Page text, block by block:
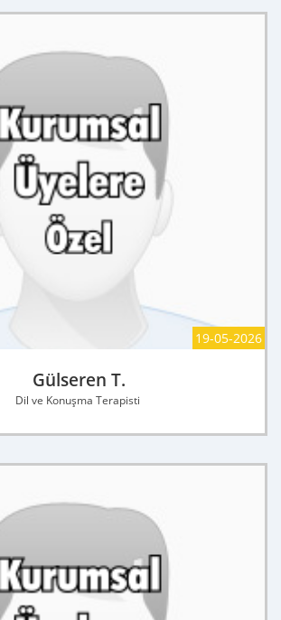
19-05-2026
Gülseren T.
Dil ve Konuşma Terapisti